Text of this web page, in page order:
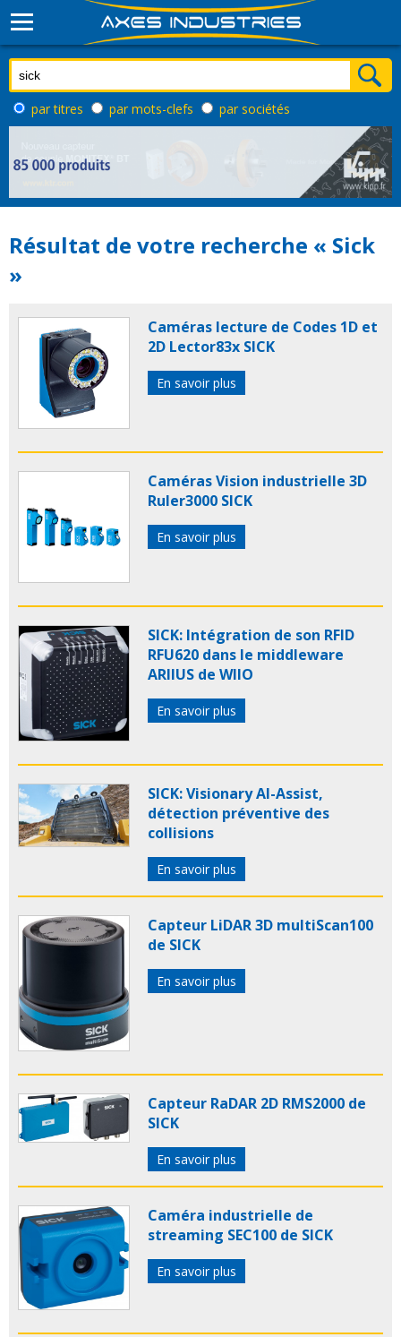
par titres par mots-clefs par sociétés
Résultat de votre recherche « Sick
»
Caméras lecture de Codes 1D et
2D Lector83x SICK
En savoir plus
Caméras Vision industrielle 3D
Ruler3000 SICK
En savoir plus
SICK: Intégration de son RFID
RFU620 dans le middleware
ARIIUS de WIIO
En savoir plus
SICK: Visionary AI-Assist,
détection préventive des
collisions
En savoir plus
Capteur LiDAR 3D multiScan100
de SICK
En savoir plus
Capteur RaDAR 2D RMS2000 de
SICK
En savoir plus
Caméra industrielle de
streaming SEC100 de SICK
En savoir plus